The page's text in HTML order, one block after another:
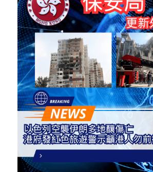
記錄．宏福苑火災
娛樂
反華推手你要知
反華推手懶人包
民主派騙案十式
反華推手起底
美西霸凌內幕
美西極權主義
KOL 專欄
林淑芳專欄
屈穎妍專欄
朱庭萱專欄
莫綺琪專欄
絕密法庭檔案
醫院口岸爆炸案
屠龍小隊案
黎智英案審訊
生活
吃喝玩指南
休閒好介紹
關於我們
人才招聘
搜索